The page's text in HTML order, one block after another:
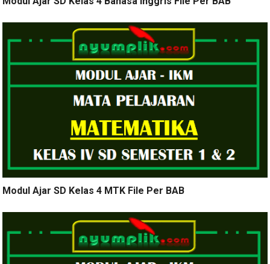
Modul Ajar SD Kelas 4 MTK File Per BAB